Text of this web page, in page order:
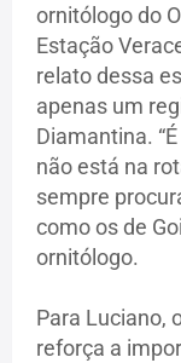
ornitólogo do
Estação
relato dessa
apenas um
Diamantina.
não está na
sempre
como os de
ornitólogo.
Para Luciano,
reforça a